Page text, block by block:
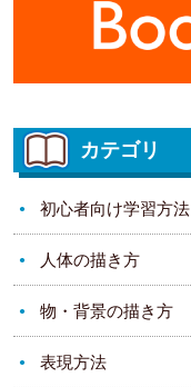
カテゴリ
初心者向け学習方法
人体の描き方
物・背景の描き方
表現方法